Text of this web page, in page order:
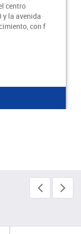
en un
actividades
y c